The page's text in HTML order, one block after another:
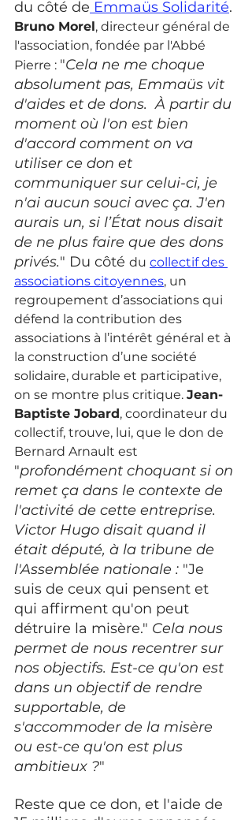
du côté de Emmaüs Solidarité.
Bruno Morel, directeur général de
l'association, fondée par l'Abbé
Pierre : "Cela ne me choque
absolument pas, Emmaüs vit
d'aides et de dons.  À partir du
moment où l'on est bien
d'accord comment on va
utiliser ce don et
communiquer sur celui-ci, je
n'ai aucun souci avec ça. J'en
aurais un, si l’État nous disait
de ne plus faire que des dons
privés." Du côté du collectif des
associations citoyennes, un
regroupement d’associations qui
défend la contribution des
associations à l’intérêt général et à
la construction d’une société
solidaire, durable et participative,
on se montre plus critique. Jean-
Baptiste Jobard, coordinateur du
collectif, trouve, lui, que le don de
Bernard Arnault est
"profondément choquant si on
remet ça dans le contexte de
l'activité de cette entreprise.
Victor Hugo disait quand il
était député, à la tribune de
l'Assemblée nationale : "Je
suis de ceux qui pensent et
qui affirment qu'on peut
détruire la misère." Cela nous
permet de nous recentrer sur
nos objectifs. Est-ce qu'on est
dans un objectif de rendre
supportable, de
s'accommoder de la misère
ou est-ce qu'on est plus
ambitieux ?"
Reste que ce don, et l'aide de